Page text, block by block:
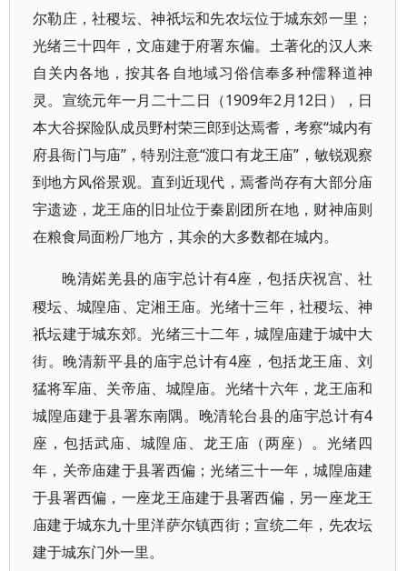
尔勒庄，社稷坛、神祇坛和先农坛位于城东郊一里；
光绪三十四年，文庙建于府署东偏。土著化的汉人来
自关内各地，按其各自地域习俗信奉多种儒释道神
灵。宣统元年一月二十二日（1909年2月12日），日
本大谷探险队成员野村荣三郎到达焉耆，考察“城内有
府县衙门与庙”，特别注意“渡口有龙王庙”，敏锐观察
到地方风俗景观。直到近现代，焉耆尚存有大部分庙
宇遗迹，龙王庙的旧址位于秦剧团所在地，财神庙则
在粮食局面粉厂地方，其余的大多数都在城内。
晚清婼羌县的庙宇总计有4座，包括庆祝宫、社
稷坛、城隍庙、定湘王庙。光绪十三年，社稷坛、神
祇坛建于城东郊。光绪三十二年，城隍庙建于城中大
街。晚清新平县的庙宇总计有4座，包括龙王庙、刘
猛将军庙、关帝庙、城隍庙。光绪十六年，龙王庙和
城隍庙建于县署东南隅。晚清轮台县的庙宇总计有4
座，包括武庙、城隍庙、龙王庙（两座）。光绪四
年，关帝庙建于县署西偏；光绪三十一年，城隍庙建
于县署西偏，一座龙王庙建于县署西偏，另一座龙王
庙建于城东九十里洋萨尔镇西街；宣统二年，先农坛
建于城东门外一里。